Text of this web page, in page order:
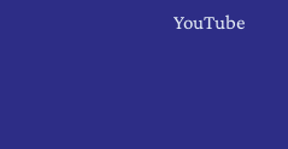
YouTube